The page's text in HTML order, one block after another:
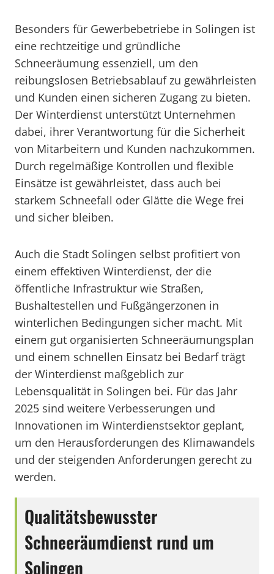
Besonders für Gewerbebetriebe in Solingen ist
eine rechtzeitige und gründliche
Schneeräumung essenziell, um den
reibungslosen Betriebsablauf zu gewährleisten
und Kunden einen sicheren Zugang zu bieten.
Der Winterdienst unterstützt Unternehmen
dabei, ihrer Verantwortung für die Sicherheit
von Mitarbeitern und Kunden nachzukommen.
Durch regelmäßige Kontrollen und flexible
Einsätze ist gewährleistet, dass auch bei
starkem Schneefall oder Glätte die Wege frei
und sicher bleiben.
Auch die Stadt Solingen selbst profitiert von
einem effektiven Winterdienst, der die
öffentliche Infrastruktur wie Straßen,
Bushaltestellen und Fußgängerzonen in
winterlichen Bedingungen sicher macht. Mit
einem gut organisierten Schneeräumungsplan
und einem schnellen Einsatz bei Bedarf trägt
der Winterdienst maßgeblich zur
Lebensqualität in Solingen bei. Für das Jahr
2025 sind weitere Verbesserungen und
Innovationen im Winterdienstsektor geplant,
um den Herausforderungen des Klimawandels
und der steigenden Anforderungen gerecht zu
werden.
Qualitätsbewusster
Schneeräumdienst rund um
Solingen